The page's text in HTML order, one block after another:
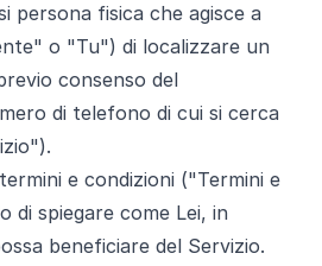
persona fisica che agisce a
o "Tu") di localizzare un
consenso del
di telefono di cui si cerca
e condizioni ("Termini e
di spiegare come Lei, in
beneficiare del Servizio.